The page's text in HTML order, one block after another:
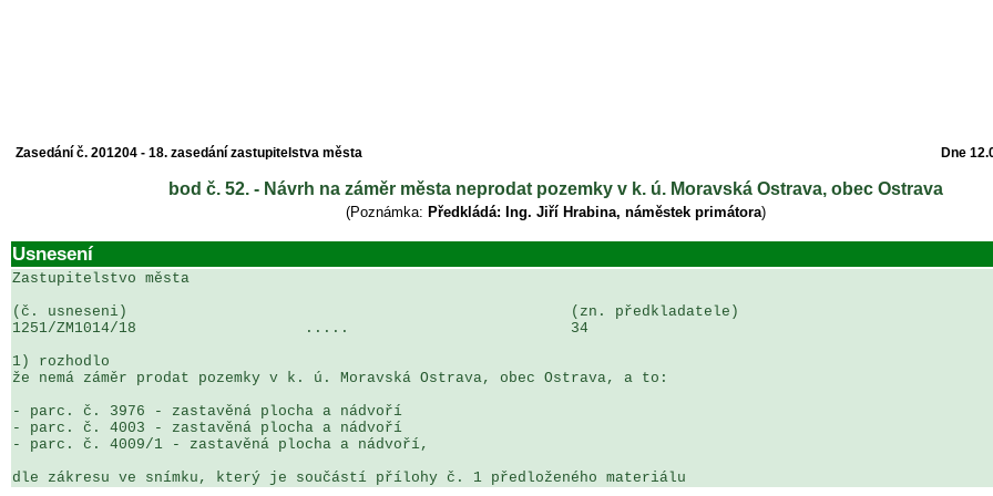
Zasedání č. 201204 - 18. zasedání zastupitelstva města Dne
bod č. 52. - Návrh na záměr města neprodat pozemky v k. ú. Moravská Ostrava, obec Ostrava
(Poznámka: Předkládá: Ing. Jiří Hrabina, náměstek primátora)
Usnesení
Zastupitelstvo města
(č. usneseni)                                                  (zn. předkladatele)
1251/ZM1014/18                   .....                         34
1) rozhodlo
že nemá záměr prodat pozemky v k. ú. Moravská Ostrava, obec Ostrava, a to:
- parc. č. 3976 - zastavěná plocha a nádvoří
- parc. č. 4003 - zastavěná plocha a nádvoří
- parc. č. 4009/1 - zastavěná plocha a nádvoří,
dle zákresu ve snímku, který je součástí přílohy č. 1 předloženého materiálu